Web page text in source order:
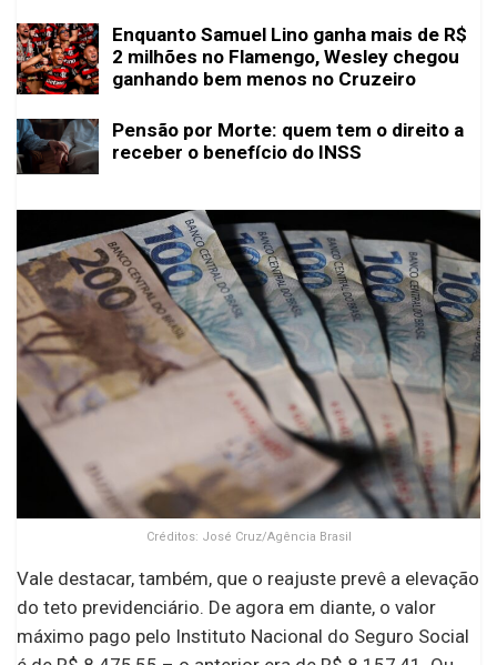
Enquanto Samuel Lino ganha mais de R$
2 milhões no Flamengo, Wesley chegou
ganhando bem menos no Cruzeiro
Pensão por Morte: quem tem o direito a
receber o benefício do INSS
Créditos: José Cruz/Agência Brasil
Vale destacar, também, que o reajuste prevê a elevação
do teto previdenciário. De agora em diante, o valor
máximo pago pelo Instituto Nacional do Seguro Social